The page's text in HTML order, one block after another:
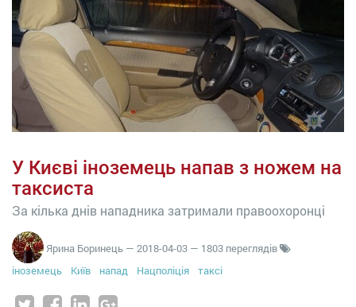
У Києві іноземець напав з ножем на
таксиста
За кілька днів нападника затримали правоохоронці
Ярина Боринець — 2018-04-03 — 1803 переглядів
іноземець
Київ напад Нацполіція таксі